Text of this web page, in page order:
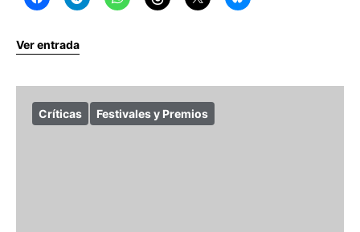
Ver entrada
Críticas Festivales y Premios